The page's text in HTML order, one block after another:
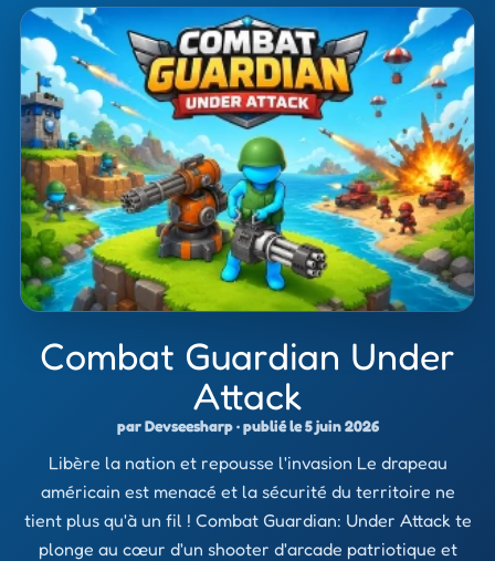
Combat Guardian Under
Attack
par Devseesharp · publié le 5 juin 2026
Libère la nation et repousse l'invasion Le drapeau
américain est menacé et la sécurité du territoire ne
tient plus qu'à un fil ! Combat Guardian: Under Attack te
plonge au cœur d'un shooter d'arcade patriotique et